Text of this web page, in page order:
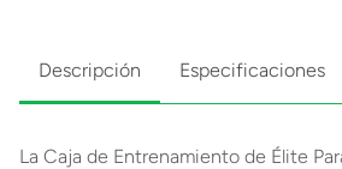
Descripción Especificaciones
La Caja de Entrenamiento de Élite